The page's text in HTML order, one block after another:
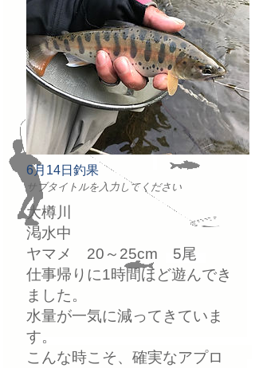
6月14日釣果
サブタイトルを入力してください
大樽川
渇水中
ヤマメ 20～25cm 5尾
仕事帰りに1時間ほど遊んでき
ました。
水量が一気に減ってきていま
す。
こんな時こそ、確実なアプロ